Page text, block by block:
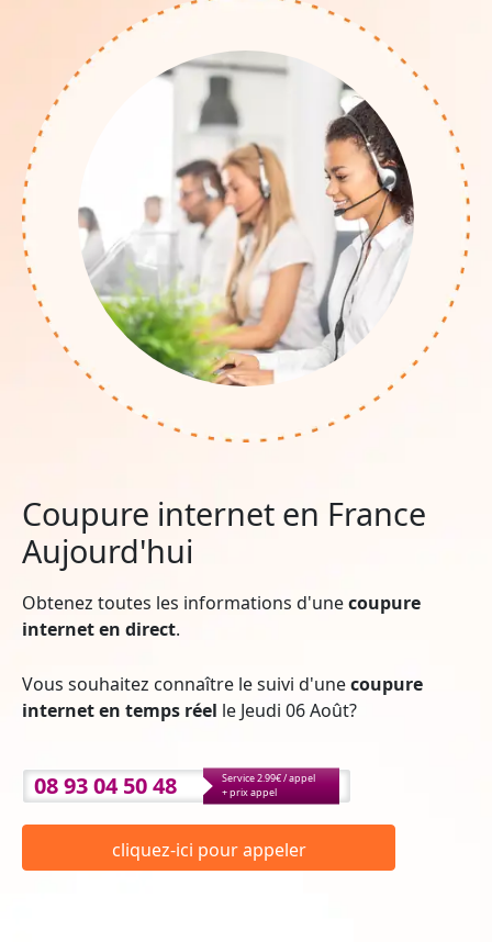
Coupure internet en France
Aujourd'hui
Obtenez toutes les informations d'unecoupure
internet en direct.
Vous souhaitez connaître le suivi d'unecoupure
internet en temps réel le Jeudi 06 Août?
08 93 04 50 48
Service 2.99€ / appel
+ prix appel
cliquez-ici pour appeler